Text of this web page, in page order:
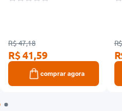
R$ 47,18
R$ 41,59
comprar agora